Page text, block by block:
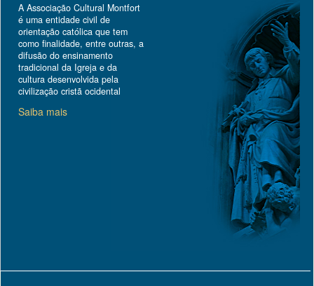
A Associação Cultural Montfort
é uma entidade civil de
orientação católica que tem
como finalidade, entre outras, a
difusão do ensinamento
tradicional da Igreja e da
cultura desenvolvida pela
civilização cristã ocidental
Saiba mais